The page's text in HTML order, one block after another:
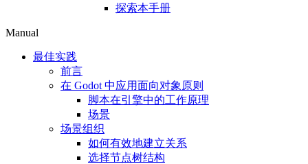
探索本手册
Manual
最佳实践
前言
在 Godot 中应用面向对象原则
脚本在引擎中的工作原理
场景
场景组织
如何有效地建立关系
选择节点树结构